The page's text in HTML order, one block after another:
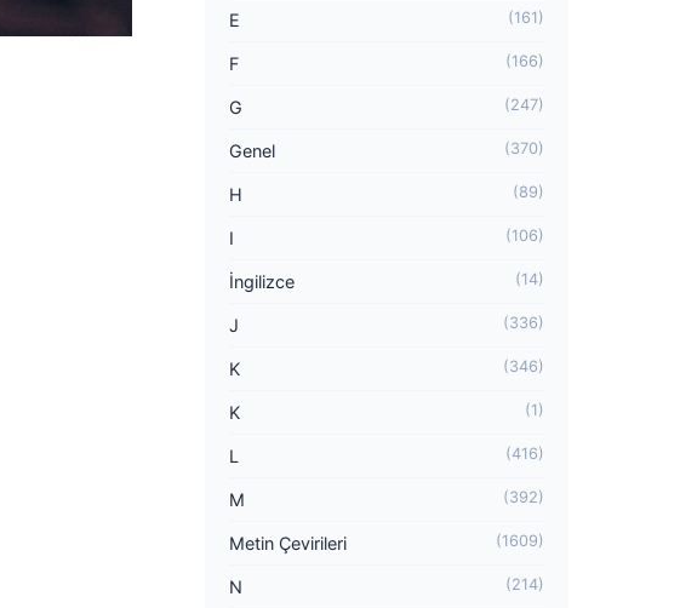
E (161)
F (166)
G (247)
Genel (370)
H (89)
I (106)
İngilizce (14)
J (336)
K (346)
K (1)
L (416)
M (392)
Metin Çevirileri (1609)
N (214)